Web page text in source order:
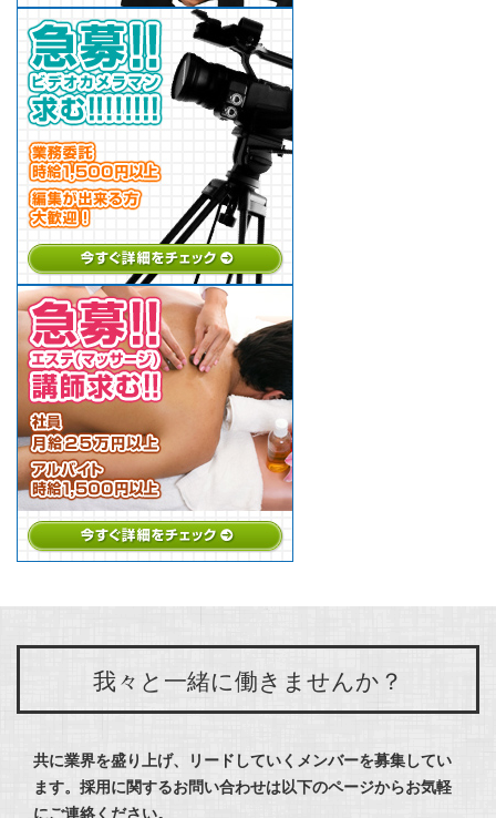
我々と一緒に働きませんか？
共に業界を盛り上げ、リードしていくメンバーを募集してい
ます。 採用に関するお問い合わせは以下のページからお気軽
にご連絡ください。